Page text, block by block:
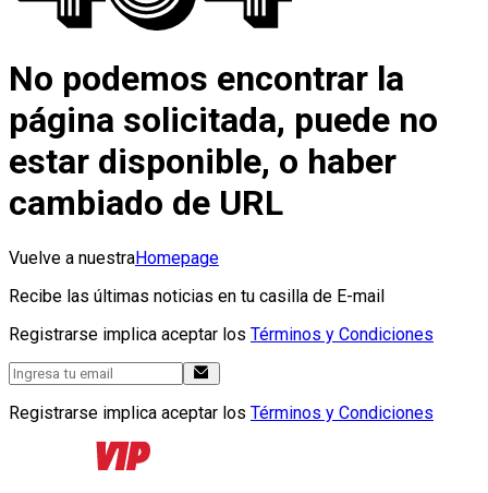
No podemos encontrar la
página solicitada, puede no
estar disponible, o haber
cambiado de URL
Vuelve a nuestraHomepage
Recibe las últimas noticias en tu casilla de E-mail
Registrarse implica aceptar los Términos y Condiciones
Registrarse implica aceptar los Términos y Condiciones